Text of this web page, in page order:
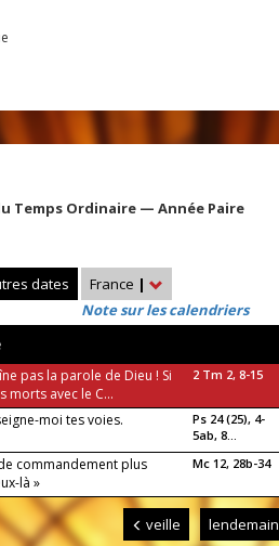
Temps Ordinaire — Année Paire
dates France |
Note sur les calendriers
pas la parole de Dieu ! Si
morts avec le C...
2 Tm 2, 8-15
moi tes voies.
Ps 24 (25), 4-
5ab, 8...
commandement plus
là »
Mc 12, 28b-34
veille lendemain